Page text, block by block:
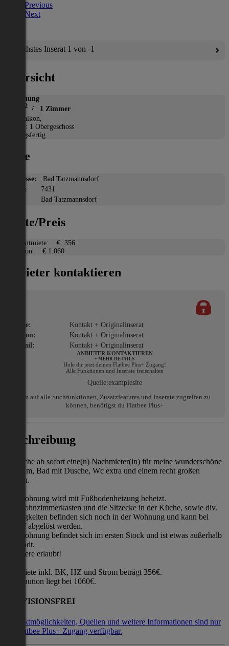
Previous
Next
Nächstes Inserat 1 von -1
Übersicht
Wohnung
2 / 1 Zimmer
Balkon,
Etage: 1 Obergeschoss
Bezugsfertig
Lage
Adresse:
Bad Tatzmannsdorf
PLZ:
7431
Bad Tatzmannsdorf
Miete/Preis
Gesamtmiete:
€ 356
Kaution:
€ 1.060
Anbieter kontaktieren
Name:
Kontakt + Originalinserat
Telefon:
Kontakt + Originalinserat
E-Mail:
Kontakt + Originalinserat
ANBIETER KONTAKTIEREN
+ MEHR DETAILS
Hole dir jetzt deinen Flatbee Plus+ Zugang!
Alle Funktionen und Inserate freischalten
Quelle:examplesite
Um auf alle Suchfunktionen, Zusatzfeatures und Inserate zugreifen zu
können, benötigst du Flatbee Plus+
Beschreibung
Ich suche ab sofort eine(n) Nachmieter(in) für meine wunderschöne
Vorraum, Bad mit Dusche, Wc extra und einem recht großen
Balkon.
Die Wohnung wird mit Fußbodenheizung beheizt.
Der wohnzimmerkasten und die Sitzecke in der Küche, sowie div.
Kleinigkeiten befinden sich noch in der Wohnung und kann bei
Bedarf abgelöst werden.
Die Wohnung befindet sich im ersten Stock und ist etwas außerhalb
der Stadt.
Haustiere erlaubt!
Die Miete inkl. BK, HZ und Strom beträgt 356€.
Die Kaution liegt bei 1060€.
PROVISIONSFREI
Kontaktmöglichkeiten, Quellen und weitere Informationen sind nur
mit Flatbee Plus+ Zugang verfügbar.